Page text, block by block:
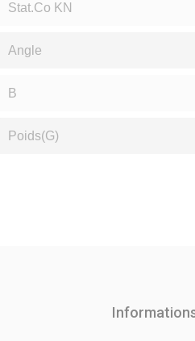
Stat.Co KN
Angle
B
Poids(g)